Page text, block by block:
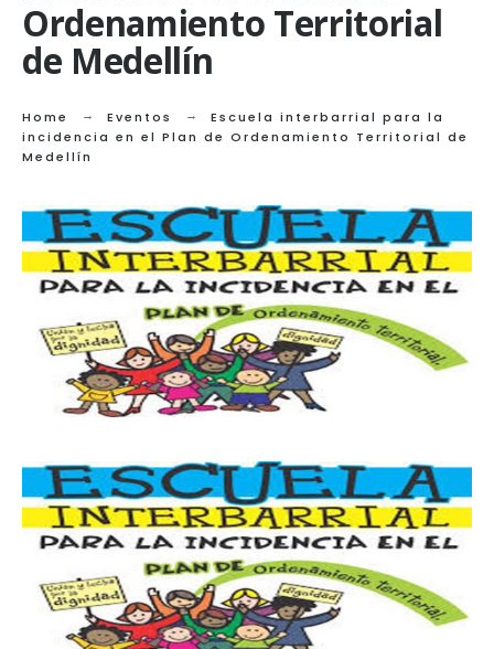
Ordenamiento Territorial
de Medellín
Home Eventos
Escuela interbarrial para la
incidencia en el Plan de Ordenamiento Territorial de
Medellín